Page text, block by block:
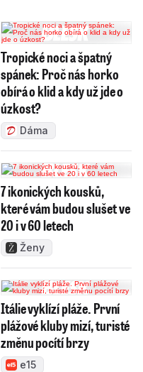
Tropické noci a špatný
spánek: Proč nás horko
obírá o klid a kdy už jde o
úzkost?
Dáma
7 ikonických kousků,
které vám budou slušet ve
20 i v 60 letech
Ženy
Itálie vyklízí pláže. První
plážové kluby mizí, turisté
změnu pocítí brzy
e15